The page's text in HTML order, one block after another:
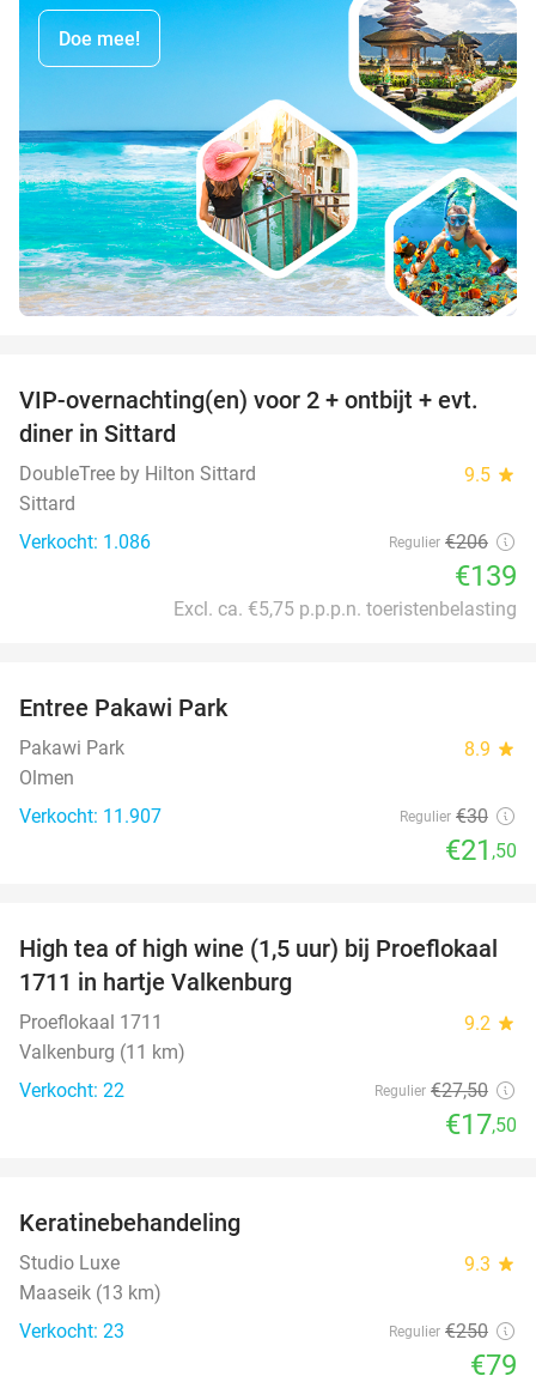
Doe mee!
33%
VIP-overnachting(en) voor 2 + ontbijt + evt.
diner in Sittard
DoubleTree by Hilton Sittard 9.5 star
Sittard
Verkocht: 1.086
Regulier €206
€139
Excl. ca. €5,75 p.p.p.n. toeristenbelasting
Entree Pakawi Park
Pakawi Park 8.9 star
Olmen
Verkocht: 11.907
Regulier €30
€21 ,50
36%
High tea of high wine (1,5 uur) bij Proeflokaal
1711 in hartje Valkenburg
Proeflokaal 1711 9.2 star
Valkenburg (11 km)
Verkocht: 22
Regulier €27,50
€17,50
Keratinebehandeling
Studio Luxe 9.3 star
Maaseik (13 km)
Verkocht: 23
Regulier €250
€79